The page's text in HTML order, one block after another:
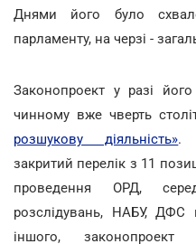
Днями його було
парламенту, на черзі -
Законопроект у разі
чинному вже чверть
розшукову діяльність».
закритий перелік з 11
проведення ОРД,
розслідувань, НАБУ, ДФС
іншого,